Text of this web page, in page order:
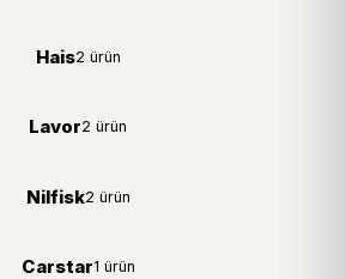
Hais2 ürün
Lavor2 ürün
Nilfisk2 ürün
Carstar1 ürün